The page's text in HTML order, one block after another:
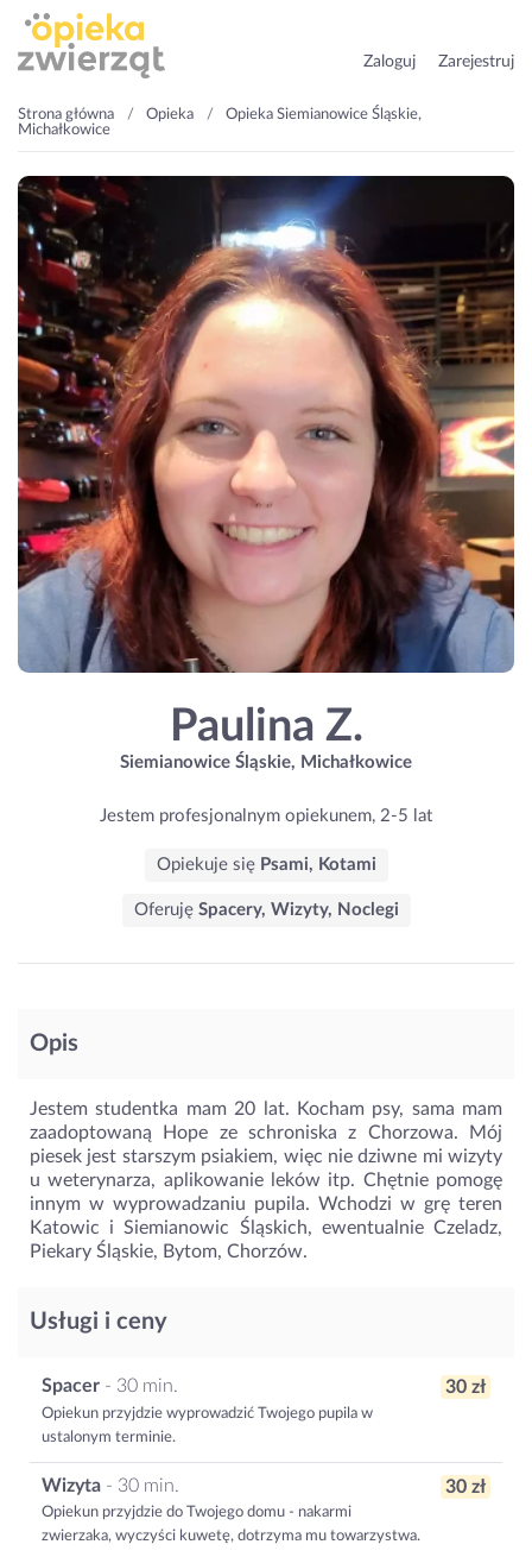
Zaloguj Zarejestruj
Strona główna Opieka
Opieka Siemianowice Śląskie,
Michałkowice
Paulina Z.
Siemianowice Śląskie, Michałkowice
Jestem profesjonalnym opiekunem, 2-5 lat
Opiekuje się Psami, Kotami
Oferuję Spacery, Wizyty, Noclegi
Opis
Jestem studentka mam 20 lat. Kocham psy, sama mam
zaadoptowaną Hope ze schroniska z Chorzowa. Mój
piesek jest starszym psiakiem, więc nie dziwne mi wizyty
u weterynarza, aplikowanie leków itp. Chętnie pomogę
innym w wyprowadzaniu pupila. Wchodzi w grę teren
Katowic i Siemianowic Śląskich, ewentualnie Czeladz,
Piekary Śląskie, Bytom, Chorzów.
Usługi i ceny
Spacer - 30 min.
Opiekun przyjdzie wyprowadzić Twojego pupila w
ustalonym terminie.
30 zł
Wizyta - 30 min.
Opiekun przyjdzie do Twojego domu - nakarmi
zwierzaka, wyczyści kuwetę, dotrzyma mu towarzystwa.
30 zł